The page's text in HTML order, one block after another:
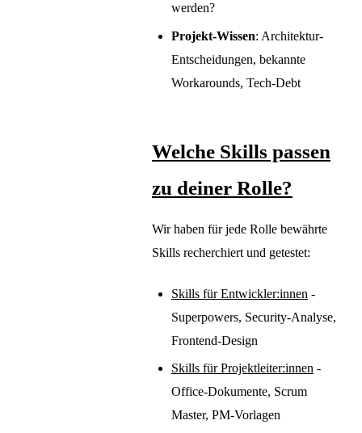
werden?
Projekt-Wissen: Architektur-
Entscheidungen, bekannte
Workarounds, Tech-Debt
Welche Skills passen
zu deiner Rolle?
Wir haben für jede Rolle bewährte
Skills recherchiert und getestet:
Skills für Entwickler:innen -
Superpowers, Security-Analyse,
Frontend-Design
Skills für Projektleiter:innen -
Office-Dokumente, Scrum
Master, PM-Vorlagen